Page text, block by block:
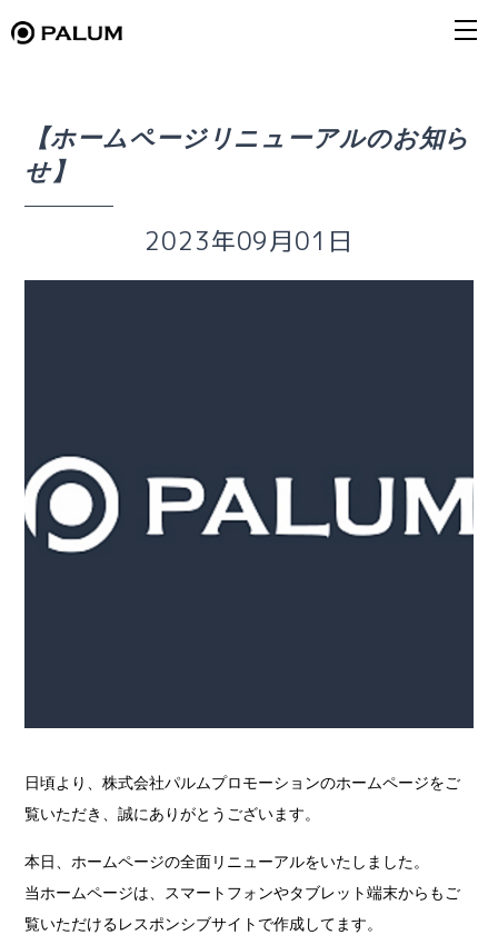
【ホームページリニューアルのお知ら
せ】
2023年09月01日
日頃より、株式会社パルムプロモーションのホームページをご
覧いただき、誠にありがとうございます。
本日、ホームページの全面リニューアルをいたしました。
当ホームページは、スマートフォンやタブレット端末からもご
覧いただけるレスポンシブサイトで作成してます。